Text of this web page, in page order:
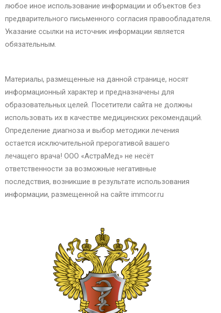
любое иное использование информации и объектов без
предварительного письменного согласия правообладателя.
Указание ссылки на источник информации является
обязательным.
Материалы, размещенные на данной странице, носят
информационный характер и предназначены для
образовательных целей. Посетители сайта не должны
использовать их в качестве медицинских рекомендаций.
Определение диагноза и выбор методики лечения
остается исключительной прерогативой вашего
лечащего врача! ООО «АстраМед» не несёт
ответственности за возможные негативные
последствия, возникшие в результате использования
информации, размещенной на сайте immcor.ru